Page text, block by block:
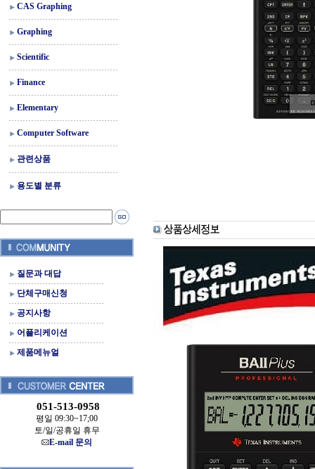
CAS Graphing
Graphing
Scientific
Finance
Elementary
Computer Software
관련상품
용도별 분류
질문과 대답
단체구매신청
공지사항
어플리케이션
제품메뉴얼
051-513-0958
평일 09:30~17;00
토/일/공휴일 휴무
E-mail 문의